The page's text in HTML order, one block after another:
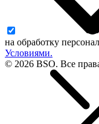
на обработку
Условиями.
© 2026 BSO. Все